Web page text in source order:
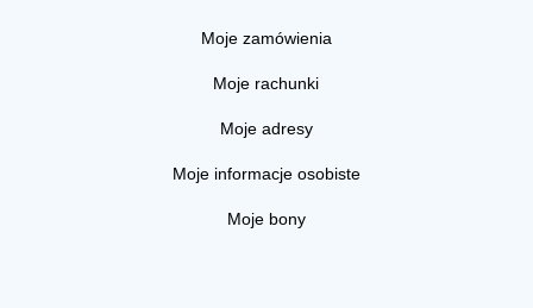
Moje zamówienia
Moje rachunki
Moje adresy
Moje informacje osobiste
Moje bony